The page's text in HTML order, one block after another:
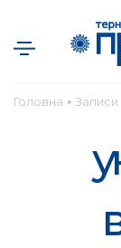
Головна ● Записи